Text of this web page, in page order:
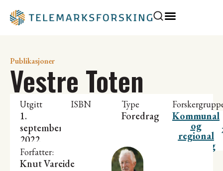
Publikasjoner
Vestre Toten
Utgitt
1.
september
2022
ISBN Type
Foredrag Kommunal
og
regional
utvikling
Forfatter:
Knut Vareide